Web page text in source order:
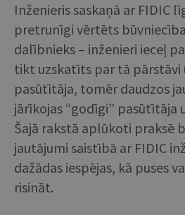
Inženieris saskaņā ar FIDIC
pretrunīgi vērtēts
dalībnieks – inženieri ieceļ
tikt uzskatīts par tā pārstāvi
pasūtītāja, tomēr daudzos
jārīkojas “godīgi” pasūtītāja
Šajā rakstā aplūkoti praksē
jautājumi saistībā ar FIDIC
dažādas iespējas, kā puses
risināt.